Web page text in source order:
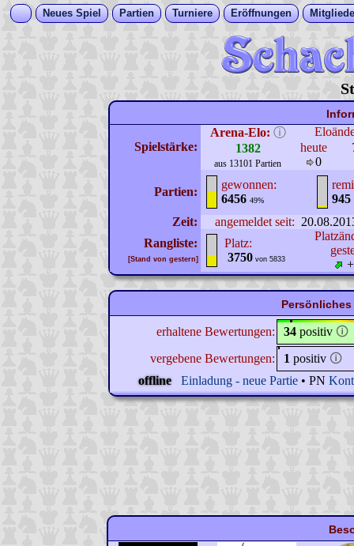
Neues Spiel Partien Turniere Eröffnungen
Spielstärke:
Arena-Elo: ⓘ
1382
aus 13101 Partien
heute
0
Partien:
gewonnen:
6456 49%
945
Zeit:
angemeldet seit:
Rangliste:
[Stand von gestern]
Platz:
3750 von 5833
erhaltene Bewertungen: 34 positiv 🛈
vergebene Bewertungen:
1 positiv 🛈
offline
Einladung - neue Partie • PN